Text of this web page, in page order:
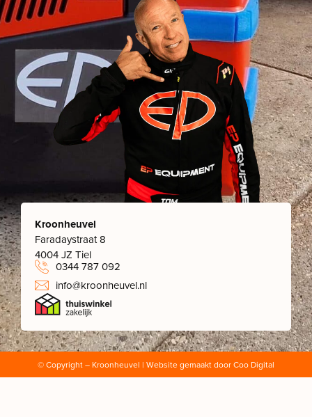
Kroonheuvel
Faradaystraat 8
4004 JZ Tiel
0344 787 092
info@kroonheuvel.nl
© Copyright– Kroonheuvel | Website gemaakt doorCoo Digital